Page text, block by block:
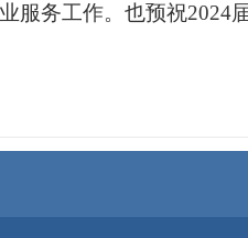
服务工作。也预祝2024